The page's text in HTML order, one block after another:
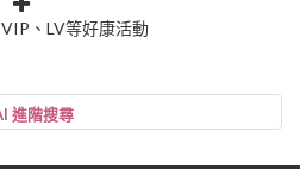
VIP、LV等好康活動